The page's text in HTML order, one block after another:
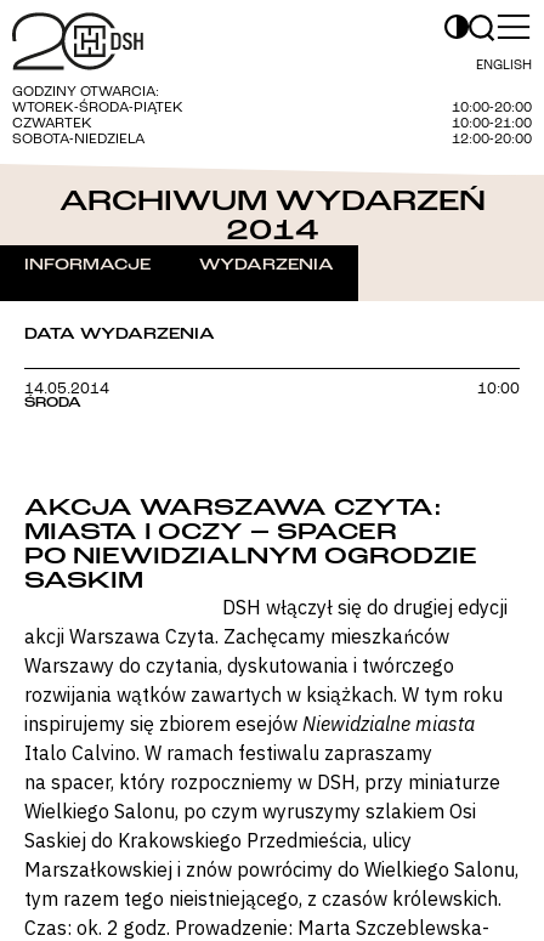
ENGLISH
GODZINY OTWARCIA:
WTOREK-ŚRODA-PIĄTEK
10:00-20:00
CZWARTEK
10:00-21:00
SOBOTA-NIEDZIELA
12:00-20:00
ARCHIWUM WYDARZEŃ
2014
INFORMACJE WYDARZENIA
DATA WYDARZENIA
14.05.2014
ŚRODA
10:00
AKCJA WARSZAWA CZYTA:
MIASTA I OCZY – SPACER
PO NIEWIDZIALNYM OGRODZIE
SASKIM
DSH włączył się do drugiej edycji
akcji Warszawa Czyta. Zachęcamy mieszkańców
Warszawy do czytania, dyskutowania i twórczego
rozwijania wątków zawartych w książkach. W tym roku
inspirujemy się zbiorem esejów Niewidzialne miasta
Italo Calvino. W ramach festiwalu zapraszamy
na spacer, który rozpoczniemy w DSH, przy miniaturze
Wielkiego Salonu, po czym wyruszymy szlakiem Osi
Saskiej do Krakowskiego Przedmieścia, ulicy
Marszałkowskiej i znów powrócimy do Wielkiego Salonu,
tym razem tego nieistniejącego, z czasów królewskich.
Czas: ok. 2 godz. Prowadzenie: Marta Szczeblewska-